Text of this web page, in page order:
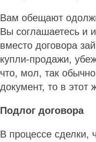
Вам обещают
Вы соглашаетесь и
вместо договора
купли-продажи,
что, мол, так
документ, то в
Подлог договора
В процессе сделки,